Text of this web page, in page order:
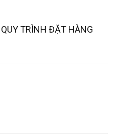
QUY TRÌNH ĐẶT HÀNG